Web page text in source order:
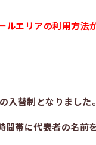
ルエリアの利用方法
入替制となりました。
間帯に代表者の名前